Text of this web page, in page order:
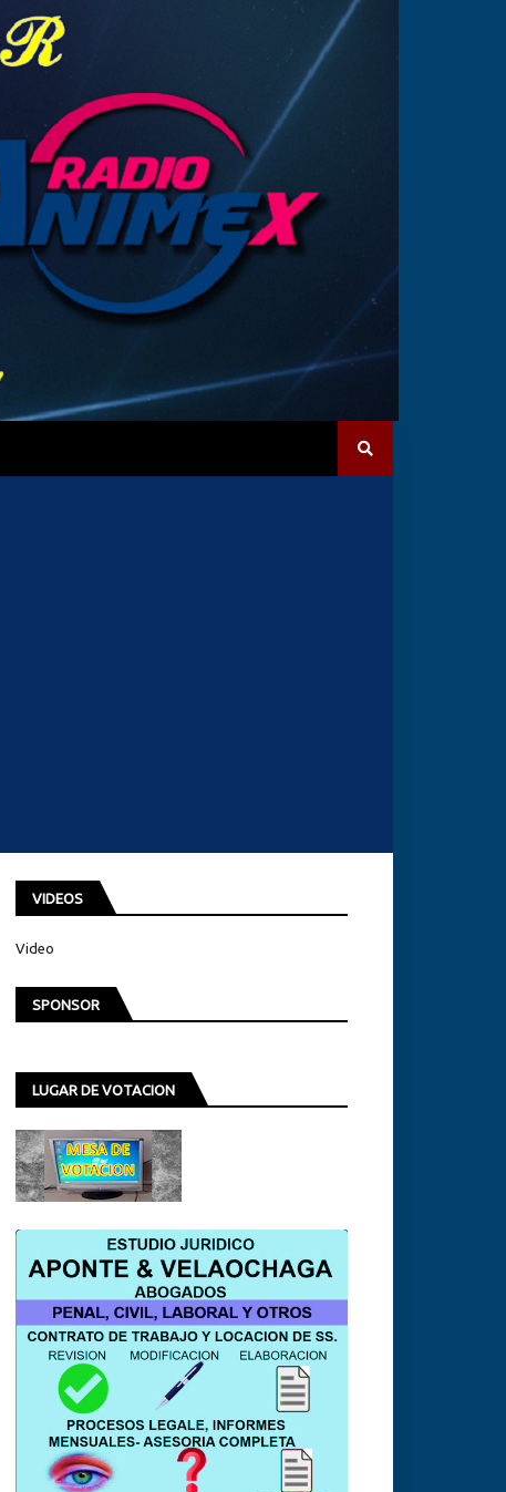
VIDEOS
Video
SPONSOR
LUGAR DE VOTACION